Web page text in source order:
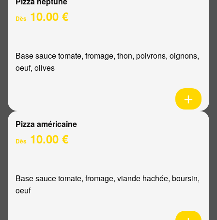
Dès 10.00 €
Base sauce tomate, fromage, thon, poivrons, oignons,
oeuf, olives
Pizza américaine
Dès 10.00 €
Base sauce tomate, fromage, viande hachée, boursin,
oeuf